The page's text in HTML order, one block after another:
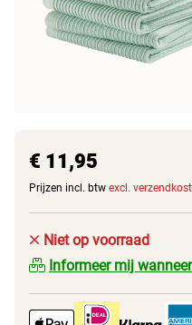
€ 11,95
Prijzen incl. btw excl.
Niet op voorraad
Informeer mij